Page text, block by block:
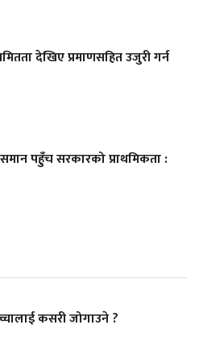
देखिए प्रमाणसहित उजुरी गर्न
पहुँच सरकारको प्राथमिकता :
कसरी जोगाउने ?